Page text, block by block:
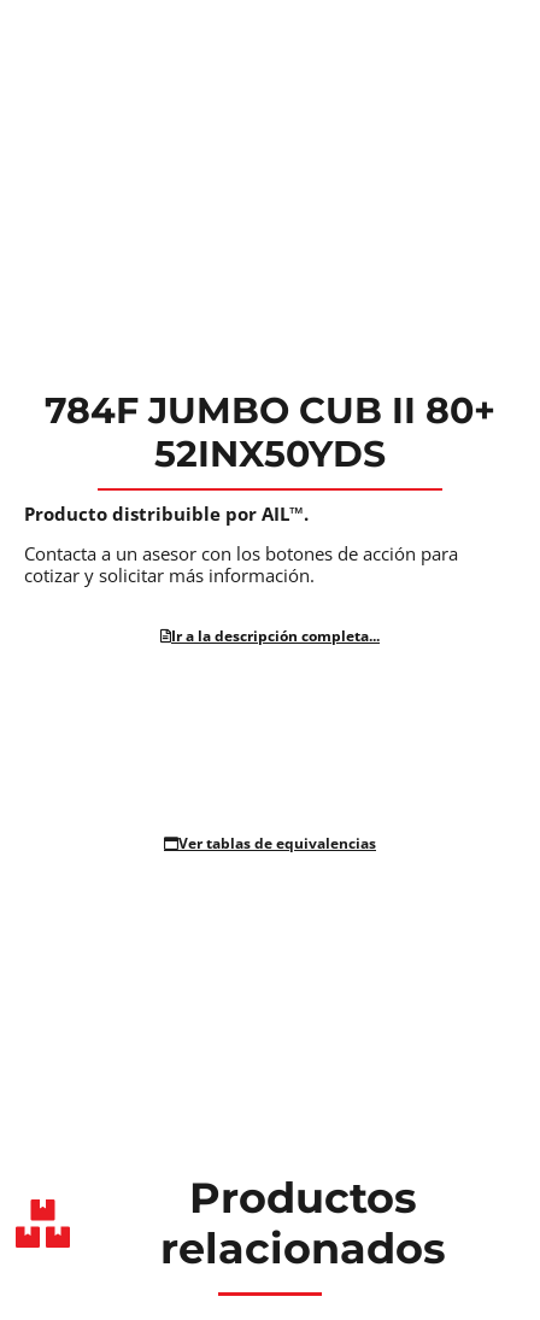
784F JUMBO CUB II 80+
52INX50YDS
Producto distribuible por AIL™.
Contacta a un asesor con los botones de acción para
cotizar y solicitar más información.
Ir a la descripción completa...
Ver tablas de equivalencias
Productos
relacionados